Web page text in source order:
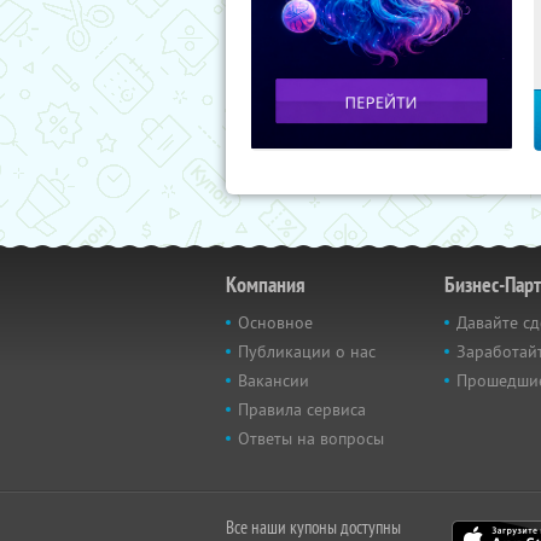
Компания
Основное
Публикации о нас
Вакансии
Правила сервиса
Ответы на вопросы
Бизнес-
Давайте
Все наши купоны доступны